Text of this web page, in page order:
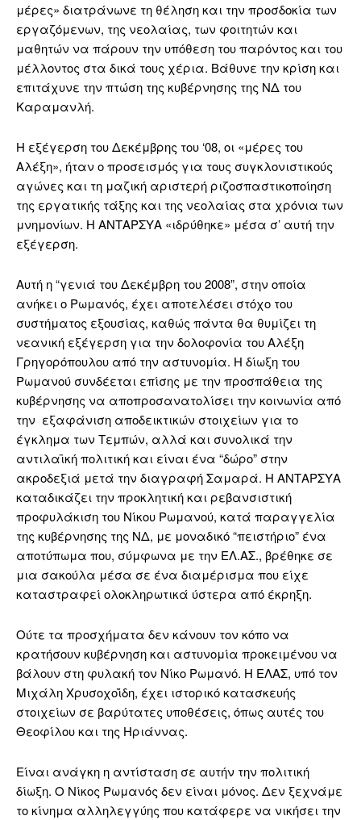
μέρες» διατράνωνε τη θέληση και την προσδοκία των
εργαζόμενων, της νεολαίας, των φοιτητών και
μαθητών να πάρουν την υπόθεση του παρόντος και του
μέλλοντος στα δικά τους χέρια. Βάθυνε την κρίση και
επιτάχυνε την πτώση της κυβέρνησης της ΝΔ του
Καραμανλή.
Η εξέγερση του Δεκέμβρης του ‘08, οι «μέρες του
Αλέξη», ήταν ο προσεισμός για τους συγκλονιστικούς
αγώνες και τη μαζική αριστερή ριζοσπαστικοποίηση
της εργατικής τάξης και της νεολαίας στα χρόνια των
μνημονίων. Η ΑΝΤΑΡΣΥΑ «ιδρύθηκε» μέσα σ’ αυτή την
εξέγερση.
Αυτή η “γενιά του Δεκέμβρη του 2008”, στην οποία
ανήκει ο Ρωμανός, έχει αποτελέσει στόχο του
συστήματος εξουσίας, καθώς πάντα θα θυμίζει τη
νεανική εξέγερση για την δολοφονία του Αλέξη
Γρηγορόπουλου από την αστυνομία. Η δίωξη του
Ρωμανού συνδέεται επίσης με την προσπάθεια της
κυβέρνησης να αποπροσανατολίσει την κοινωνία από
την εξαφάνιση αποδεικτικών στοιχείων για το
έγκλημα των Τεμπών, αλλά και συνολικά την
αντιλαϊκή πολιτική και είναι ένα “δώρο” στην
ακροδεξιά μετά την διαγραφή Σαμαρά. Η ΑΝΤΑΡΣΥΑ
καταδικάζει την προκλητική και ρεβανσιστική
προφυλάκιση του Νίκου Ρωμανού, κατά παραγγελία
της κυβέρνησης της ΝΔ, με μοναδικό “πειστήριο” ένα
αποτύπωμα που, σύμφωνα με την ΕΛ.ΑΣ., βρέθηκε σε
μια σακούλα μέσα σε ένα διαμέρισμα που είχε
καταστραφεί ολοκληρωτικά ύστερα από έκρηξη.
Ούτε τα προσχήματα δεν κάνουν τον κόπο να
κρατήσουν κυβέρνηση και αστυνομία προκειμένου να
βάλουν στη φυλακή τον Νίκο Ρωμανό. Η ΕΛΑΣ, υπό τον
Μιχάλη Χρυσοχοΐδη, έχει ιστορικό κατασκευής
στοιχείων σε βαρύτατες υποθέσεις, όπως αυτές του
Θεοφίλου και της Ηριάννας.
Είναι ανάγκη η αντίσταση σε αυτήν την πολιτική
δίωξη. Ο Νίκος Ρωμανός δεν είναι μόνος. Δεν ξεχνάμε
το κίνημα αλληλεγγύης που κατάφερε να νικήσει την